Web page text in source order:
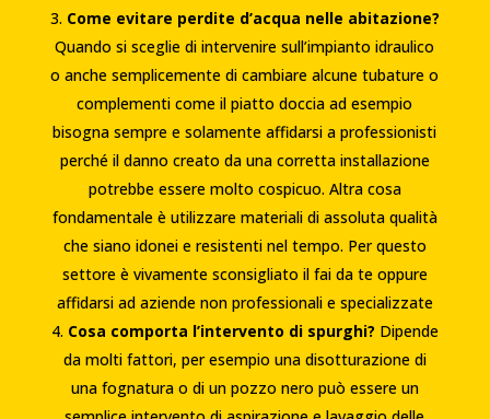
Come evitare perdite d’acqua nelle abitazione?
Quando si sceglie di intervenire sull’impianto idraulico
o anche semplicemente di cambiare alcune tubature o
complementi come il piatto doccia ad esempio
bisogna sempre e solamente affidarsi a professionisti
perché il danno creato da una corretta installazione
potrebbe essere molto cospicuo. Altra cosa
fondamentale è utilizzare materiali di assoluta qualità
che siano idonei e resistenti nel tempo. Per questo
settore è vivamente sconsigliato il fai da te oppure
affidarsi ad aziende non professionali e specializzate
Cosa comporta l’intervento di spurghi? Dipende
da molti fattori, per esempio una disotturazione di
una fognatura o di un pozzo nero può essere un